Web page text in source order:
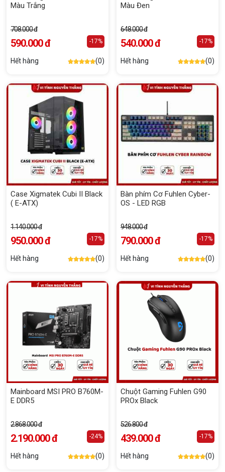
Màu Trắng
708.000 đ
590.000 đ -17%
Hết hàng (0)
Màu Đen
648.000 đ
540.000 đ -17%
Hết hàng (0)
Case Xigmatek Cubi II Black
( E-ATX)
1.140.000 đ
950.000 đ -17%
Hết hàng (0)
Bàn phím Cơ Fuhlen Cyber-
OS - LED RGB
948.000 đ
790.000 đ -17%
Hết hàng (0)
Mainboard MSI PRO B760M-
E DDR5
2.868.000 đ
2.190.000 đ -24%
Hết hàng (0)
Chuột Gaming Fuhlen G90
PROx Black
526.800 đ
439.000 đ -17%
Hết hàng (0)